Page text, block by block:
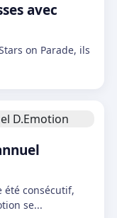
avec
on Parade, ils
été consécutif,
se...